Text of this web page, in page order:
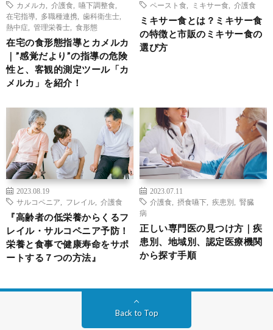
カメルカ
介護食 嚥下調整食
在宅指導
多職種連携 歯科衛生士
熱中症
管理栄養士 食形態
在宅の食形態指導とカメルカ
｜”感覚だより”の指導の危険
性と、客観的測定ツール「カ
メルカ」を紹介！
ペースト食
ミキサー食 介護食
ミキサー食とは？ミキサー食
の特徴と市販のミキサー食の
選び方
2023.08.19
サルコペニア
フレイル 介護食
『高齢者の低栄養からくるフ
レイル・サルコペニア予防！
栄養と食事で健康寿命をサポ
ートする７つの方法』
2023.07.11
介護食
摂食嚥下 疾患別
腎臓
病
正しい専門医の見つけ方｜疾
患別、地域別、認定医療機関
から探す手順
Back to Top